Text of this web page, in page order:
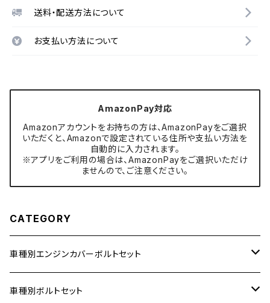
送料・配送方法について
お支払い方法について
AmazonPay対応
Amazonアカウントをお持ちの方は、AmazonPayをご選択
いただくと、Amazonで設定されている住所や支払い方法を
自動的に入力されます。
※アプリをご利用の場合は、AmazonPayをご選択いただけ
ませんので、ご注意ください。
CATEGORY
車種別エンジンカバーボルトセット
ホンダ【ステンレス】
車種別ボルトセット